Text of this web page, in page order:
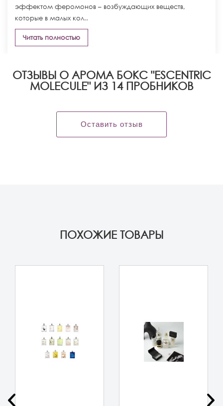
эффектом феромонов – возбуждающих веществ,
которые в малых кол..
Читать полностью
ОТЗЫВЫ О АРОМА БОКС "ESCENTRIC
MOLECULE" ИЗ 14 ПРОБНИКОВ
Оставить отзыв
ПОХОЖИЕ ТОВАРЫ